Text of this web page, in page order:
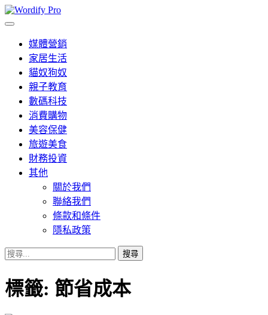
Skip
to
媒體營銷
家居生活
貓奴狗奴
親子教育
數碼科技
消費購物
美容保健
旅遊美食
財務投資
其他
關於我們
聯絡我們
條款和條件
隱私政策
搜
關
鍵
標籤: 節省成本